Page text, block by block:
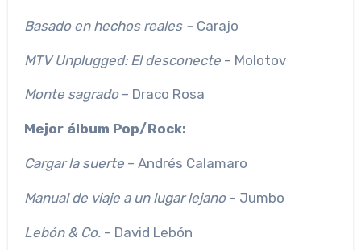
Basado en hechos reales –Carajo
MTV Unplugged: El desconecte– Molotov
Monte sagrado– Draco Rosa
Mejor álbum Pop/Rock:
Cargar la suerte– Andrés Calamaro
Manual de viaje a un lugar lejano– Jumbo
Lebón & Co.– David Lebón